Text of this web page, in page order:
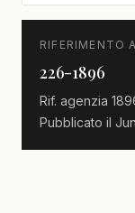
RIFERIMENTO
226-1896
Rif. agenzia
Pubblicato il